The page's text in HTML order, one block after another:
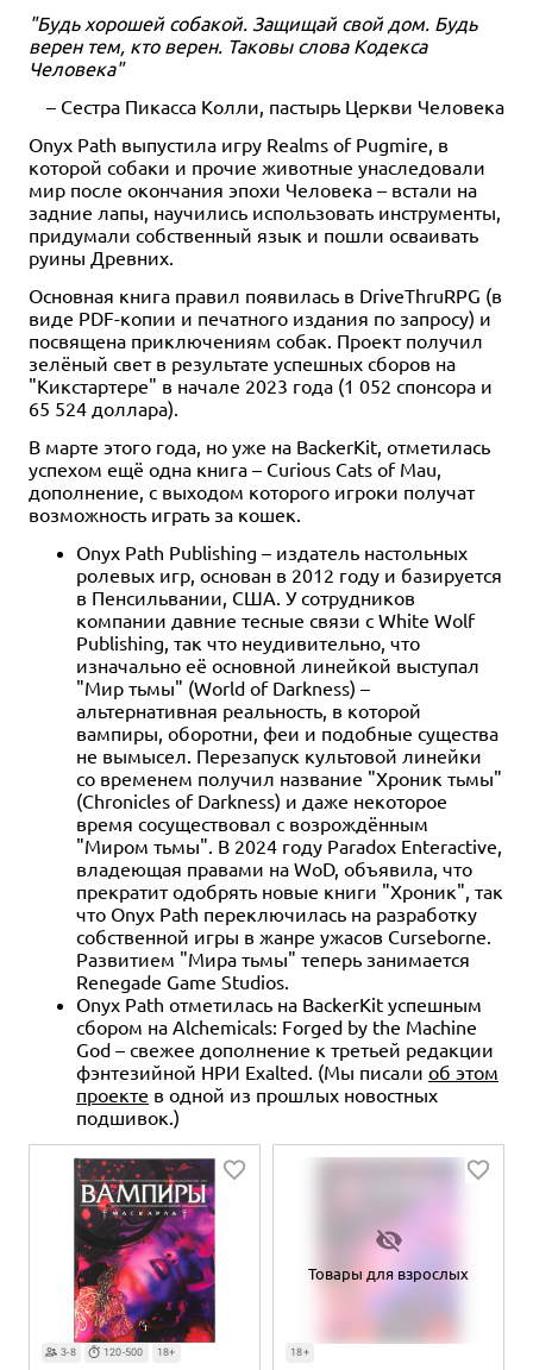
Книга "Ужас Аркхэма: В
кольцах лабиринта"
1 отзыв
Купить
"Будь хорошей собакой. Защищай свой дом. Будь
верен тем, кто верен. Таковы слова Кодекса
Человека"
– Сестра Пикасса Колли, пастырь Церкви Человека
Onyx Path выпустила игру Realms of Pugmire, в
которой собаки и прочие животные унаследовали
мир после окончания эпохи Человека – встали на
задние лапы, научились использовать инструменты,
придумали собственный язык и пошли осваивать
руины Древних.
Основная книга правил появилась в DriveThruRPG (в
виде PDF-копии и печатного издания по запросу) и
посвящена приключениям собак. Проект получил
зелёный свет в результате успешных сборов на
"Кикстартере" в начале 2023 года (1 052 спонсора и
65 524 доллара).
В марте этого года, но уже на BackerKit, отметилась
успехом ещё одна книга – Curious Cats of Mau,
дополнение, с выходом которого игроки получат
возможность играть за кошек.
Onyx Path Publishing – издатель настольных
ролевых игр, основан в 2012 году и базируется
в Пенсильвании, США. У сотрудников
компании давние тесные связи с White Wolf
Publishing, так что неудивительно, что
изначально её основной линейкой выступал
"Мир тьмы" (World of Darkness) –
альтернативная реальность, в которой
вампиры, оборотни, феи и подобные существа
не вымысел. Перезапуск культовой линейки
со временем получил название "Хроник тьмы"
(Chronicles of Darkness) и даже некоторое
время сосуществовал с возрождённым
"Миром тьмы". В 2024 году Paradox Enteractive,
владеющая правами на WoD, объявила, что
прекратит одобрять новые книги "Хроник", так
что Onyx Path переключилась на разработку
собственной игры в жанре ужасов Curseborne.
Развитием "Мира тьмы" теперь занимается
Renegade Game Studios.
Onyx Path отметилась на BackerKit успешным
сбором на Alchemicals: Forged by the Machine
God – свежее дополнение к третьей редакции
фэнтезийной НРИ Exalted. (Мы писали об этом
проекте в одной из прошлых новостных
подшивок.)
3-8 120-500 18+
Товары для взрослых
18+